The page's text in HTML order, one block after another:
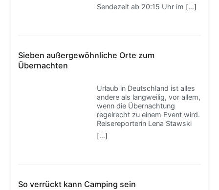
Sendezeit ab 20:15 Uhr im […]
Sieben außergewöhnliche Orte zum
Übernachten
Urlaub in Deutschland ist alles
andere als langweilig, vor allem,
wenn die Übernachtung
regelrecht zu einem Event wird.
Reisereporterin Lena Stawski
[…]
So verrückt kann Camping sein